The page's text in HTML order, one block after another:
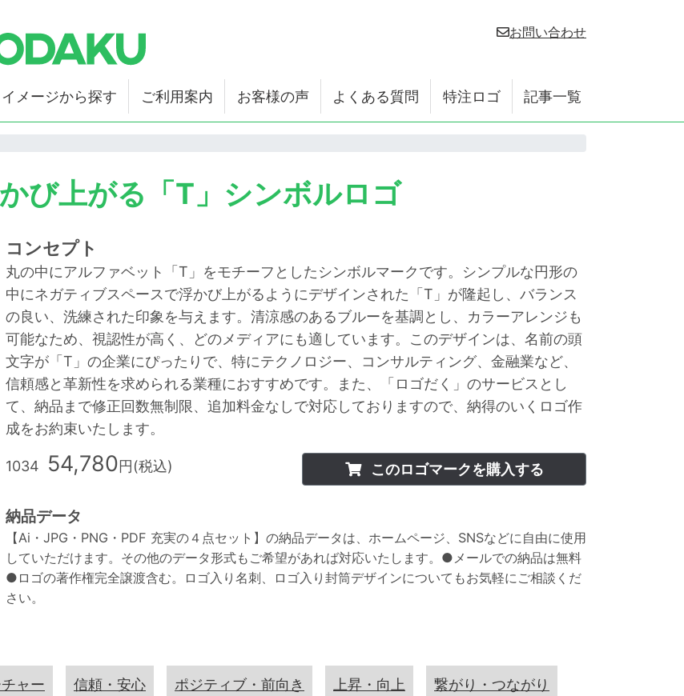
お問い合わせ
イメージから探す ご利用案内 お客様の声 よくある質問 特注ロゴ 記事一覧
び上がる「T」シンボルロゴ
コンセプト
丸の中にアルファベット「T」をモチーフとしたシンボルマークです。シンプルな円形の
中にネガティブスペースで浮かび上がるようにデザインされた「T」が隆起し、バランス
の良い、洗練された印象を与えます。清涼感のあるブルーを基調とし、カラーアレンジも
可能なため、視認性が高く、どのメディアにも適しています。このデザインは、名前の頭
文字が「T」の企業にぴったりで、特にテクノロジー、コンサルティング、金融業など、
信頼感と革新性を求められる業種におすすめです。また、「ロゴだく」のサービスとし
て、納品まで修正回数無制限、追加料金なしで対応しておりますので、納得のいくロゴ作
成をお約束いたします。
1034 54,780円(税込) このロゴマークを購入する
納品データ
【Ai・JPG・PNG・PDF 充実の４点セット】の納品データは、ホームページ、SNSなどに自由に使用
していただけます。その他のデータ形式もご希望があれば対応いたします。●メールでの納品は無料
●ロゴの著作権完全譲渡含む。ロゴ入り名刺、ロゴ入り封筒デザインについてもお気軽にご相談くだ
さい。
ャー 信頼・安心 ポジティブ・前向き 上昇・向上 繋がり・つながり